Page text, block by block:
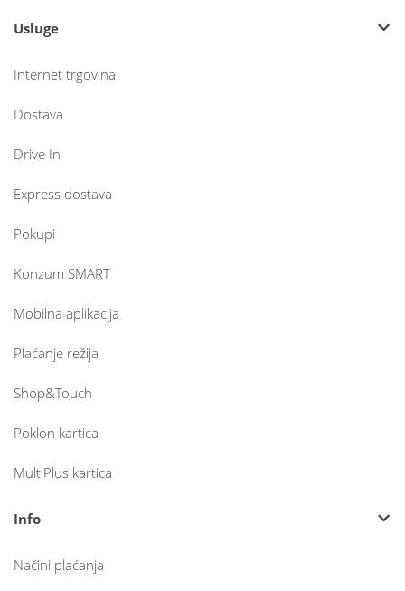
Usluge
Internet trgovina
Dostava
Drive In
Express dostava
Pokupi
Konzum SMART
Mobilna aplikacija
Plaćanje režija
Shop&Touch
Poklon kartica
MultiPlus kartica
Info
Načini plaćanja